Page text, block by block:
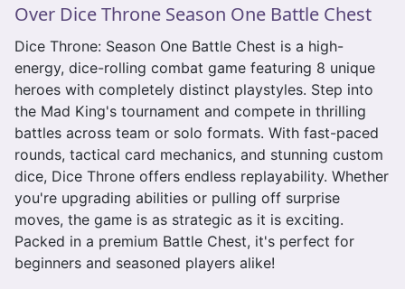
Over Dice Throne Season One Battle Chest
Dice Throne: Season One Battle Chest is a high-
energy, dice-rolling combat game featuring 8 unique
heroes with completely distinct playstyles. Step into
the Mad King's tournament and compete in thrilling
battles across team or solo formats. With fast-paced
rounds, tactical card mechanics, and stunning custom
dice, Dice Throne offers endless replayability. Whether
you're upgrading abilities or pulling off surprise
moves, the game is as strategic as it is exciting.
Packed in a premium Battle Chest, it's perfect for
beginners and seasoned players alike!